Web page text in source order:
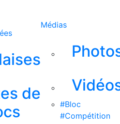
de
Médias
#Bloc
#Compétition